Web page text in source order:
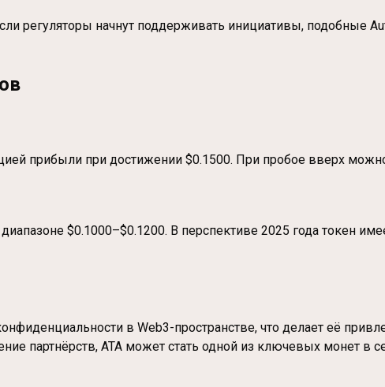
регуляторы начнут поддерживать инициативы, подобные
прибыли при достижении $0.1500. При пробое вверх
$0.1000–$0.1200. В перспективе 2025 года токен
в Web3-пространстве, что делает её
партнёрств, ATA может стать одной из ключевых монет в